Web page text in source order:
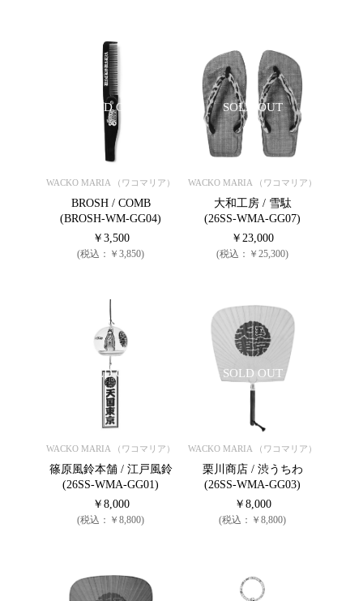
SOLD OUT
WACKO MARIA （ワコマリア）
BROSH / COMB
(BROSH-WM-GG04)
￥3,500
(税込：￥3,850)
SOLD OUT
WACKO MARIA （ワコマリア）
大和工房 / 雪駄
(26SS-WMA-GG07)
￥23,000
(税込：￥25,300)
SOLD OUT
WACKO MARIA （ワコマリア）
篠原風鈴本舗 / 江戸風鈴
(26SS-WMA-GG01)
￥8,000
(税込：￥8,800)
SOLD OUT
WACKO MARIA （ワコマリア）
栗川商店 / 渋うちわ
(26SS-WMA-GG03)
￥8,000
(税込：￥8,800)